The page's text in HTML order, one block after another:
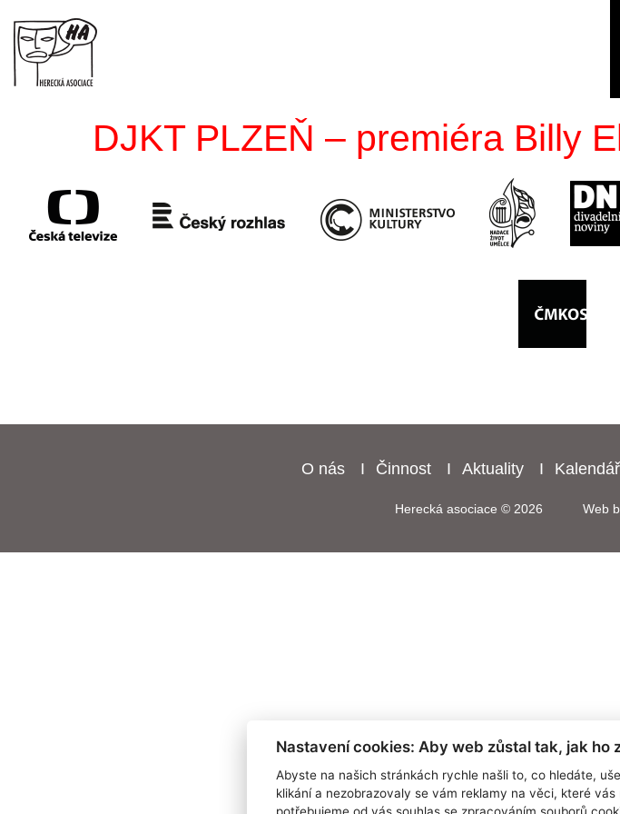
DJKT PLZEŇ – premiéra Billy
O nás Činnost Aktuality
Herecká asociace © 2026 Web
Nastavení cookies: Aby web zůstal tak, jak ho
Abyste na našich stránkách rychle našli to, co hledáte,
klikání a nezobrazovaly se vám reklamy na věci, které vás